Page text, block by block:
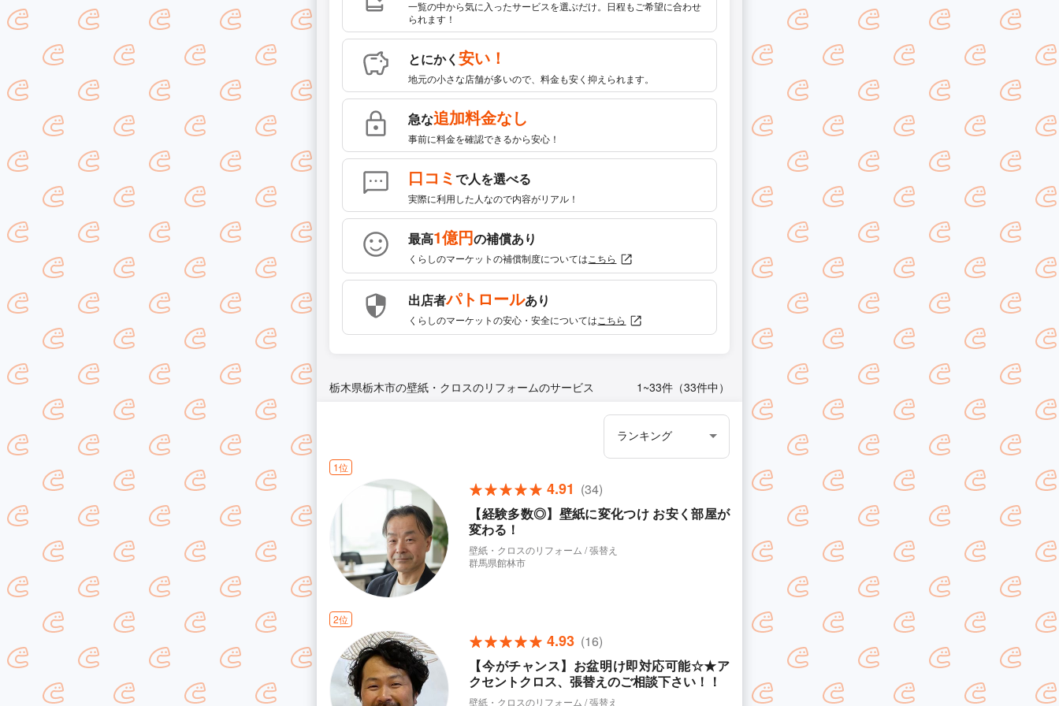
一覧の中から気に入ったサービスを選ぶだけ。日程もご希望に合わせ
られます！
とにかく安い！
地元の小さな店舗が多いので、料金も安く抑えられます。
急な追加料金なし
事前に料金を確認できるから安心！
口コミで人を選べる
実際に利用した人なので内容がリアル！
最高1億円の補償あり
くらしのマーケットの補償制度については こちら
出店者パトロールあり
くらしのマーケットの安心・安全については こちら
栃木県栃木市の壁紙・クロスのリフォームのサービス 1~33件（33件中）
1位
4.91 (34)
【経験多数◎】壁紙に変化つけ お安く部屋が
変わる！
壁紙・クロスのリフォーム / 張替え
群馬県館林市
2位
4.93 (16)
【今がチャンス】お盆明け即対応可能☆★ア
クセントクロス、張替えのご相談下さい！！
壁紙・クロスのリフォーム / 張替え